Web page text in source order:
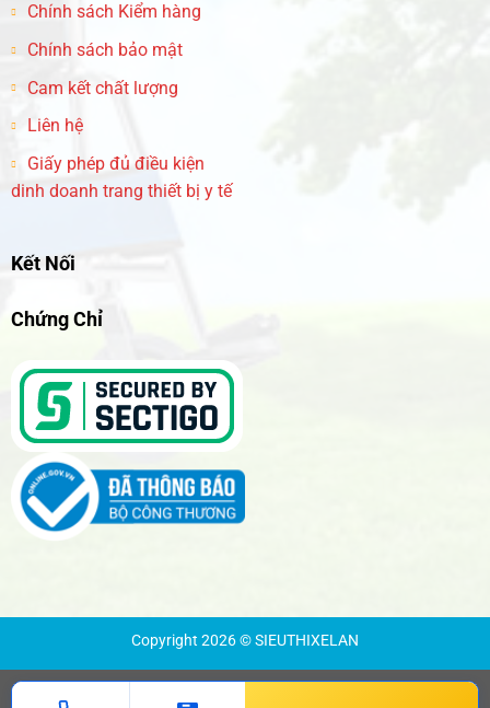
Chính sách Kiểm hàng
Chính sách bảo mật
Cam kết chất lượng
Liên hệ
Giấy phép đủ điều kiện
dinh doanh trang thiết bị y tế
Kết Nối
Chứng Chỉ
Copyright 2026 © SIEUTHIXELAN